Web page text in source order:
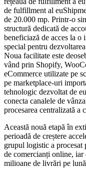
de fulfillment al
de 20.000 mp. Printr-o
structură dedicată de
beneficiază de acces la
special pentru
Noua facilitate este
vând prin Shopify,
eCommerce utilizate pe
pe marketplace-uri
tehnologic dezvoltat de
conecta canalele de
procesarea centralizată a
Această nouă etapă în
perioadă de creștere
grupul logistic a procesat
de comercianți online, iar
milioane de livrări pe